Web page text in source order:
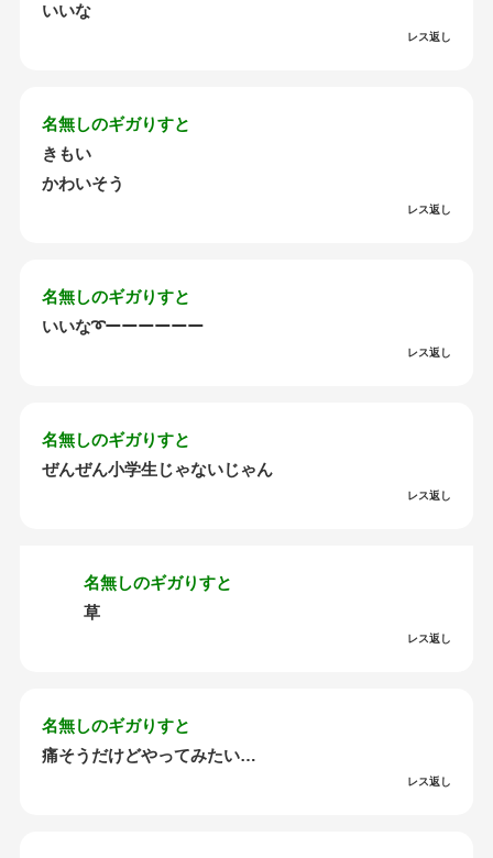
いいな
レス返し
名無しのギガりすと
きもい
かわいそう
レス返し
名無しのギガりすと
いいな➰ーーーーーー
レス返し
名無しのギガりすと
ぜんぜん小学生じゃないじゃん
レス返し
名無しのギガりすと
草
レス返し
名無しのギガりすと
痛そうだけどやってみたい…
レス返し